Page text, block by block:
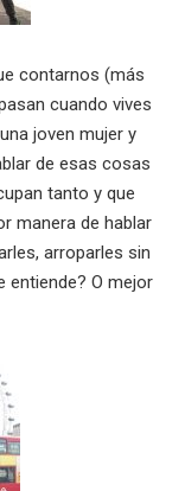
contarnos (más
cuando vives
joven mujer y
de esas cosas
tanto y que
manera de hablar
arroparles sin
entiende? O mejor